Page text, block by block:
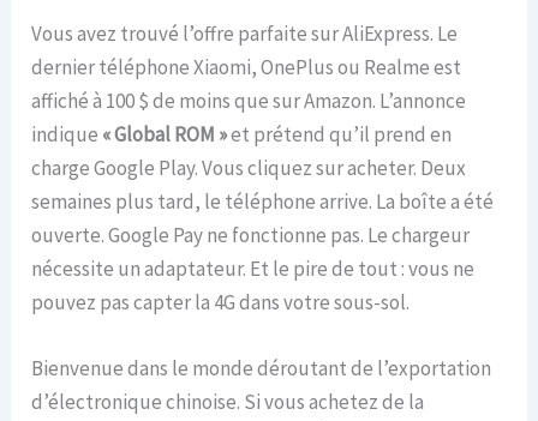
Vous avez trouvé l’offre parfaite sur AliExpress. Le
dernier téléphone Xiaomi, OnePlus ou Realme est
affiché à 100 $ de moins que sur Amazon. L’annonce
indique « Global ROM »et prétend qu’il prend en
charge Google Play. Vous cliquez sur acheter. Deux
semaines plus tard, le téléphone arrive. La boîte a été
ouverte. Google Pay ne fonctionne pas. Le chargeur
nécessite un adaptateur. Et le pire de tout : vous ne
pouvez pas capter la 4G dans votre sous-sol.
Bienvenue dans le monde déroutant de l’exportation
d’électronique chinoise. Si vous achetez de la